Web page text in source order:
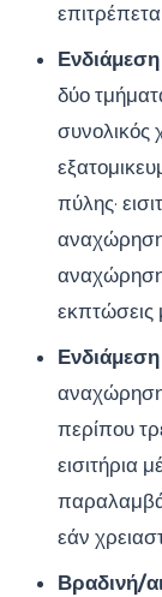
δύο
συνολικός
πύλης·
αναχώρηση
περίπου
εισιτήρια
εάν
Βραδινή/